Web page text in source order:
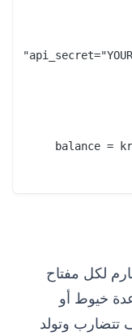
لكل مفتاح
خيوط أو
تتضارب وتولد